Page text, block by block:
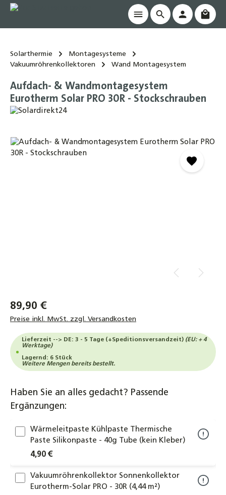
springen
Solarthermie
Montagesysteme
Vakuumröhrenkollektoren
Wand Montagesystem
Aufdach- & Wandmontagesystem
Eurotherm Solar PRO 30R - Stockschrauben
Bildergalerie überspringen
89,90 €
Preise inkl. MwSt. zzgl. Versandkosten
Lieferzeit --> DE: 3 - 5 Tage (+Speditionsversandzeit) (EU: + 4
Werktage)
Lagernd: 6 Stück
Weitere Mengen bereits bestellt.
Haben Sie an alles gedacht? Passende
Ergänzungen:
Wärmeleitpaste Kühlpaste Thermische
Paste Silikonpaste - 40g Tube (kein Kleber)
4,90 €
Vakuumröhrenkollektor Sonnenkollektor
Eurotherm-Solar PRO - 30R (4,44 m²)